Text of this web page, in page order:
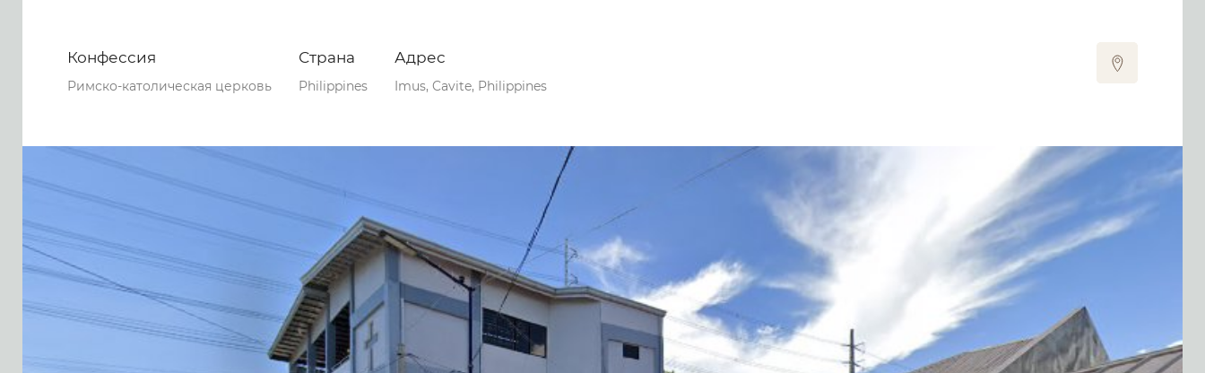
Конфессия
Римско-католическая церковь
Страна
Philippines
Адрес
Imus, Cavite, Philippines